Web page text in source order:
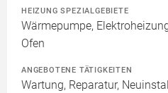
HEIZUNG SPEZIALGEBIETE
Wärmepumpe,
Ofen
ANGEBOTENE TÄTIGKEITEN
Wartung, Reparatur,